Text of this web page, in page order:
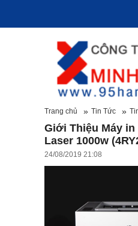
Trang chủ » Tin Tức »
Giới Thiệu Máy in
Laser 1000w
24/08/2019 21:08